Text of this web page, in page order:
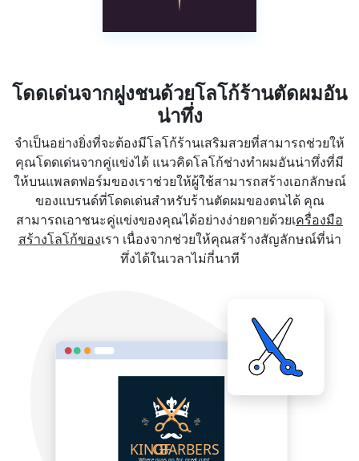
โดดเด่นจากฝูงชนด้วยโลโก้ร้านตัดผมอัน
น่าทึ่ง
จำเป็นอย่างยิ่งที่จะต้องมีโลโก้ร้านเสริมสวยที่สามารถช่วยให้
คุณโดดเด่นจากคู่แข่งได้ แนวคิดโลโก้ช่างทำผมอันน่าทึ่งที่มี
ให้บนแพลตฟอร์มของเราช่วยให้ผู้ใช้สามารถสร้างเอกลักษณ์
ของแบรนด์ที่โดดเด่นสำหรับร้านตัดผมของตนได้ คุณ
สามารถเอาชนะคู่แข่งของคุณได้อย่างง่ายดายด้วยเครื่องมือ
สร้างโลโก้ของเรา เนื่องจากช่วยให้คุณสร้างสัญลักษณ์ที่น่า
ทึ่งได้ในเวลาไม่กี่นาที